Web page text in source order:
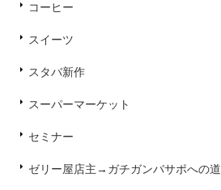
コーヒー
スイーツ
スタバ新作
スーパーマーケット
セミナー
ゼリー屋店主→ガチガンバサポへの道